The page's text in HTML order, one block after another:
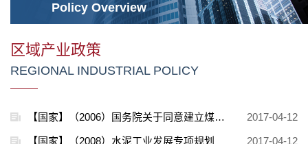
Policy Overview
区域产业政策
REGIONAL INDUSTRIAL POLICY
【国家】（2006）国务院关于同意建立煤矿整顿关闭工作部际联席会议制度的批复 2017-04-12
【国家】（2008）水泥工业发展专项规划 2017-04-12